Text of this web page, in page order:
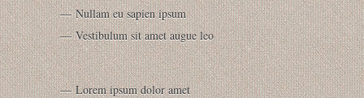
Nullam eu sapien ipsum
Vestibulum sit amet augue leo
Lorem ipsum dolor amet